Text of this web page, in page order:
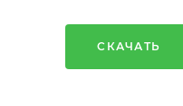
СКАЧАТЬ